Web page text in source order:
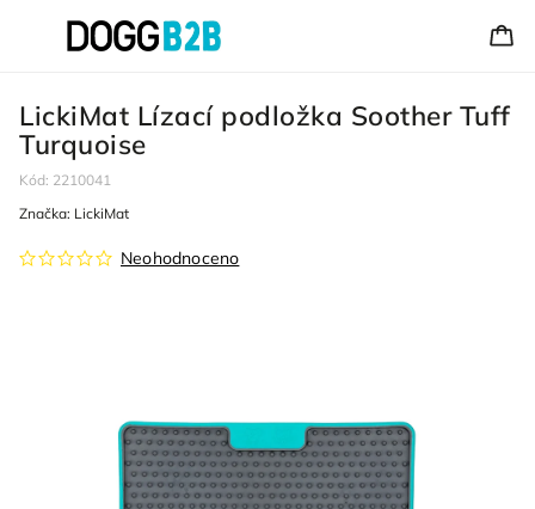
LickiMat Lízací podložka Soother Tuff
Turquoise
Kód: 2210041
Neohodnoceno
Značka: LickiMat